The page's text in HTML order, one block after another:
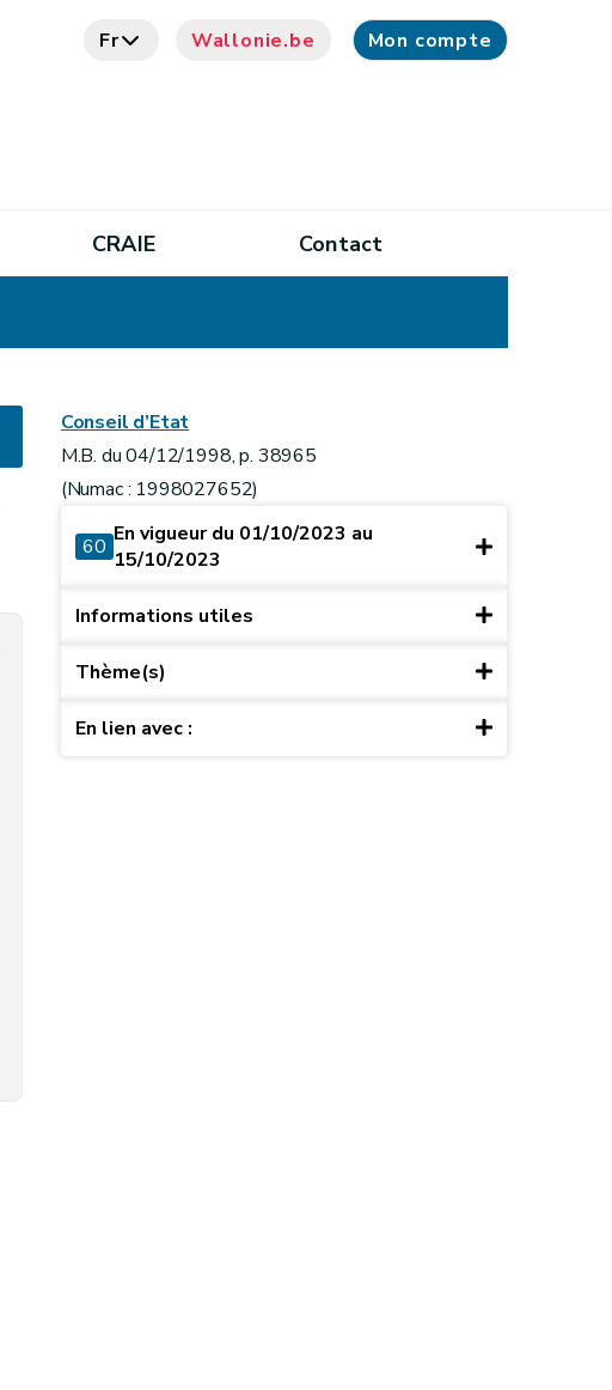
Fr Wallonie.be Mon compte
CRAIE Contact
Conseil d’Etat
M.B. du 04/12/1998, p. 38965
(Numac : 1998027652)
60 En vigueur du 01/10/2023 au
15/10/2023
Informations utiles
Thème(s)
En lien avec :